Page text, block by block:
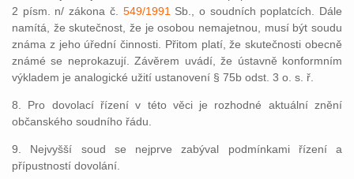
2 písm. n/ zákona č. 549/1991 Sb., o soudních poplatcích. Dále
namítá, že skutečnost, že je osobou nemajetnou, musí být soudu
známa z jeho úřední činnosti. Přitom platí, že skutečnosti obecně
známé se neprokazují. Závěrem uvádí, že ústavně konformním
výkladem je analogické užití ustanovení § 75b odst. 3 o. s. ř.
8. Pro dovolací řízení v této věci je rozhodné aktuální znění
občanského soudního řádu.
9. Nejvyšší soud se nejprve zabýval podmínkami řízení a
přípustností dovolání.